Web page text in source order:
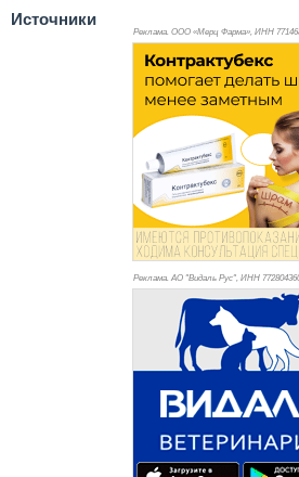
Источники
Реклама. ООО «Мерц Фарма», ИНН 771
Реклама. АО "Видаль Рус", ИНН 772